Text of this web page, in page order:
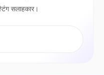
सलाहकार।